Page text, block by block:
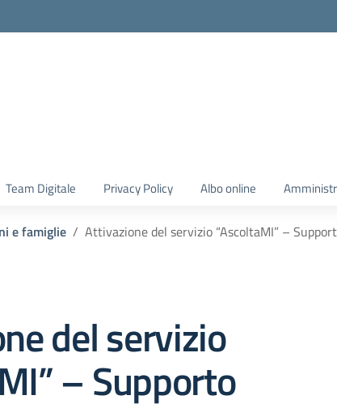
Team Digitale Privacy Policy Albo online
e famiglie Attivazione del servizio “AscoltaMI” –
del servizio
– Supporto